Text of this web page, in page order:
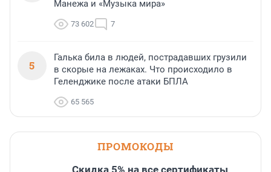
Манежа и «Музыка мира»
73 602 7
5
Галька била в людей, пострадавших грузили
в скорые на лежаках. Что происходило в
Геленджике после атаки БПЛА
65 565
ПРОМОКОДЫ